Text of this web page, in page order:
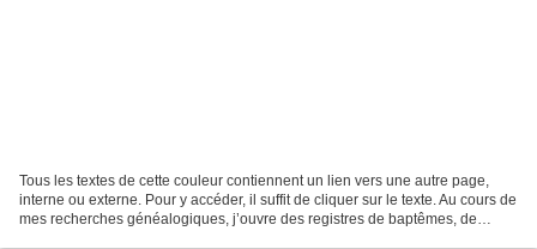
Tous les textes de cette couleur contiennent un lien vers une autre page,
interne ou externe. Pour y accéder, il suffit de cliquer sur le texte. Au cours de
mes recherches généalogiques, j’ouvre des registres de baptêmes, de